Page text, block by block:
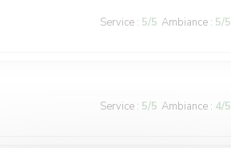
Service : 5/5 Ambiance : 5/5
Service : 5/5 Ambiance : 4/5